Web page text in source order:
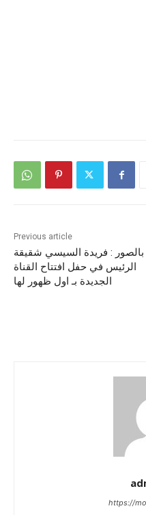
Previous article
بالصور : فريدة السيسي شقيقة
الرئيس في حفل افتتاح القناة
الجديدة بـ اول ظهور لها
https://